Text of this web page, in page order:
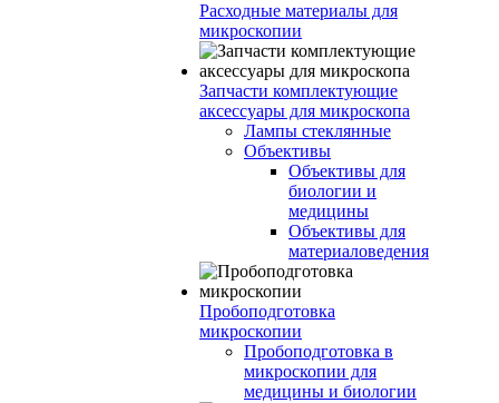
Расходные материалы для
микроскопии
Запчасти комплектующие
аксессуары для микроскопа
Лампы стеклянные
Объективы
Объективы для
биологии и
медицины
Объективы для
материаловедения
Пробоподготовка
микроскопии
Пробоподготовка в
микроскопии для
медицины и биологии